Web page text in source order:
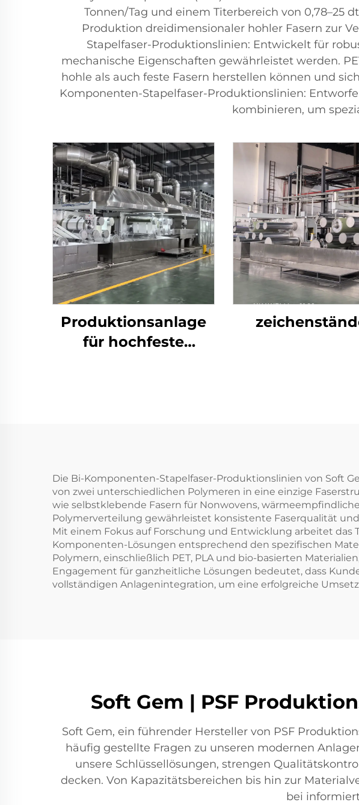
Tonnen/Tag und einem Titerbereich von 0,78–25
Produktion dreidimensionaler hohler Fasern zur
Stapelfaser-Produktionslinien: Entwickelt für
mechanische Eigenschaften gewährleistet werden.
hohle als auch feste Fasern herstellen können und
Komponenten-Stapelfaser-Produktionslinien:
kombinieren, um
Produktionsanlage
für hochfeste
Stapelfasergewebe
Die Bi-Komponenten-Stapelfaser-Produktionslinien von Soft
von zwei unterschiedlichen Polymeren in eine einzige
wie selbstklebende Fasern für Nonwovens,
Polymerverteilung gewährleistet konsistente Faserqualität
Mit einem Fokus auf Forschung und Entwicklung arbeitet
Komponenten-Lösungen entsprechend den spezifischen
Polymern, einschließlich PET, PLA und bio-basierten
Engagement für ganzheitliche Lösungen bedeutet, dass
vollständigen Anlagenintegration, um eine erfolgreiche
Soft Gem | PSF
Soft Gem, ein führender Hersteller von PSF
häufig gestellte Fragen zu unseren modernen
unsere Schlüssellösungen, strengen
decken. Von Kapazitätsbereichen bis hin zur
bei